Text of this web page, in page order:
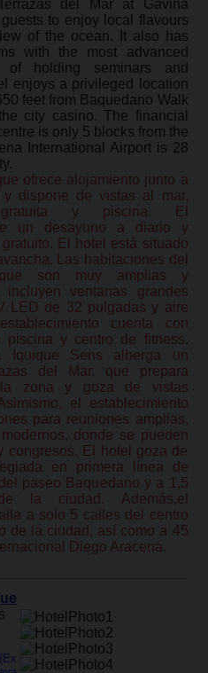
del Mar at Gavina
to enjoy local flavours
of the ocean. It also has
with the most advanced
of holding seminars and
enjoys a privileged location
feet from Baquedano Walk
city casino. The financial
is only 5 blocks from the
International Airport is 28
ofrece alojamiento junto a
dispone de vistas al mar,
y piscina. El
un desayuno a diario y
El hotel está situado
Las habitaciones del
son muy amplias y
incluyen ventanas grandes
LED de 32 pulgadas y aire
cuenta con
piscina y centro de fitness.
Iquique Sens alberga un
del Mar, que prepara
la zona y goza de vistas
el establecimiento
para reuniones amplias,
donde se pueden
congresos. El hotel goza de
en primera línea de
paseo Baquedano y a 1,5
la ciudad. Además,el
a solo 5 calles del centro
de la ciudad, así como a 45
Diego Aracena.